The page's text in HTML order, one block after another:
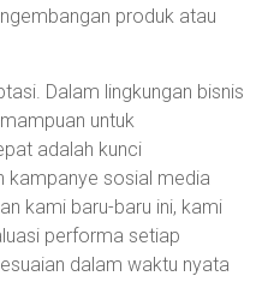
produk atau
Dalam lingkungan bisnis
untuk
adalah kunci
kampanye sosial media
kami baru-baru ini, kami
performa setiap
dalam waktu nyata